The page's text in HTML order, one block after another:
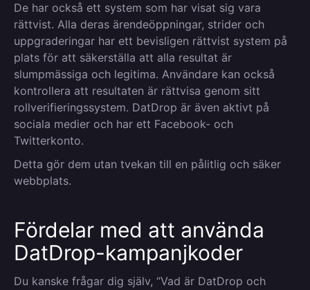
De har också ett system som har visat sig vara
rättvist. Alla deras ärendeöppningar, strider och
uppgraderingar har ett bevisligen rättvist system på
plats för att säkerställa att alla resultat är
slumpmässiga och legitima. Användare kan också
kontrollera att resultaten är rättvisa genom sitt
rollverifieringssystem. DatDrop är även aktivt på
sociala medier och har ett Facebook- och
Twitterkonto.
Detta gör dem utan tvekan till en pålitlig och säker
webbplats.
Fördelar med att använda
DatDrop-kampanjkoder
Du kanske frågar dig själv, “Vad är DatDrop och